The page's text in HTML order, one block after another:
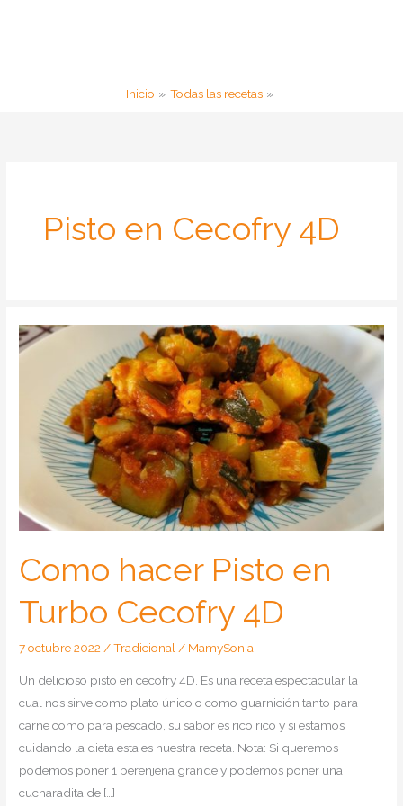
Inicio Todas las recetas
Pisto en Cecofry 4D
Como hacer Pisto en
Turbo Cecofry 4D
7 octubre 2022/Tradicional/ MamySonia
Un delicioso pisto en cecofry 4D. Es una receta espectacular la
cual nos sirve como plato único o como guarnición tanto para
carne como para pescado, su sabor es rico rico y si estamos
cuidando la dieta esta es nuestra receta. Nota: Si queremos
podemos poner 1 berenjena grande y podemos poner una
cucharadita de […]